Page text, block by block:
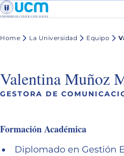
Home La Universidad Equipo
Valentina Muñoz
GESTORA DE
Formación Académica
Diplomado en Gestión